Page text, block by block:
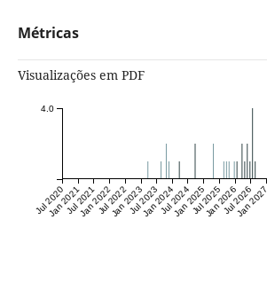
Métricas
Visualizações em PDF
Jul 2020
Jan 2021Jul 2021
Jan 2022Jul 2022
Jan 2023Jul 2023
Jan 2024Jul 2024
Jan 2025Jul 2025
Jan 2026Jul 2026
Jan 2027
4.0